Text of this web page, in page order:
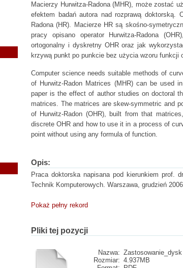
Macierzy Hurwitza-Radona (MHR), może zostać
efektem badań autora nad rozprawą doktorską.
Radona (HR). Macierze HR są skośno-
pracy opisano operator Hurwitza-Radona
ortogonalny i dyskretny OHR oraz jak
krzywą punkt po punkcie bez użycia wzoru funkcji
Computer science needs suitable methods of
of Hurwitz-Radon Matrices (MHR) can be used
paper is the effect of author studies on doctoral
matrices. The matrices are skew-symmetric and
of Hurwitz-Radon (OHR), built from that
discrete OHR and how to use it in a process of
point without using any formula of function.
Opis:
Praca doktorska napisana pod kierunkiem prof.
Technik Komputerowych. Warszawa, grudzień
Pokaż pełny rekord
Pliki tej pozycji
Nazwa:
Rozmiar: 4.937MB